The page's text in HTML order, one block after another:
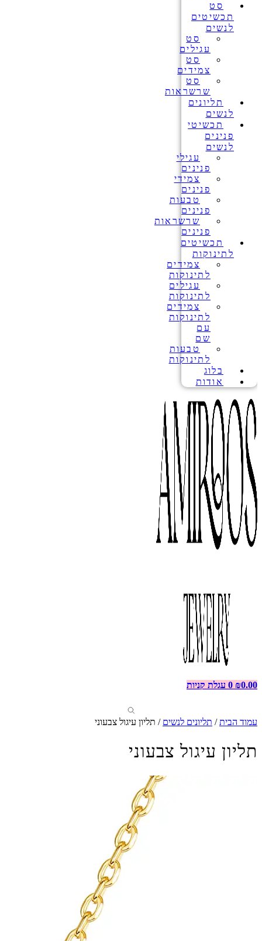
סט
תכשיטים
לנשים
סט
עגילים
סט
צמידים
סט
שרשראות
תליונים
לנשים
תכשיטי
פנינים
לנשים
עגילי
פנינים
צמידי
פנינים
טבעות
פנינים
שרשראות
פנינים
תכשיטים
לתינוקות
צמידים
לתינוקות
עגילים
לתינוקות
צמידים
לתינוקות
עם
שם
טבעות
לתינוקות
בלוג
אודות
₪0.00
0 עגלת קניות
עמוד הבית/ תליונים לנשים / תליון עיגול צבעוני
תליון עיגול צבעוני